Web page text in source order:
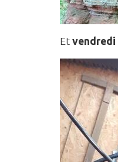
Et vendredi